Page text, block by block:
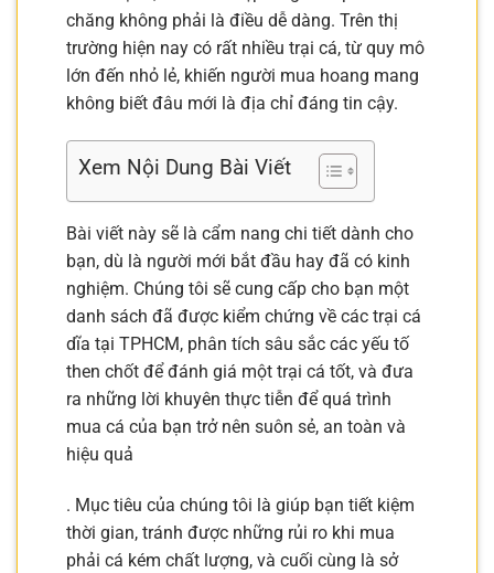
chăng không phải là điều dễ dàng. Trên thị
trường hiện nay có rất nhiều trại cá, từ quy mô
lớn đến nhỏ lẻ, khiến người mua hoang mang
không biết đâu mới là địa chỉ đáng tin cậy.
Xem Nội Dung Bài Viết
Bài viết này sẽ là cẩm nang chi tiết dành cho
bạn, dù là người mới bắt đầu hay đã có kinh
nghiệm. Chúng tôi sẽ cung cấp cho bạn một
danh sách đã được kiểm chứng về các trại cá
dĩa tại TPHCM, phân tích sâu sắc các yếu tố
then chốt để đánh giá một trại cá tốt, và đưa
ra những lời khuyên thực tiễn để quá trình
mua cá của bạn trở nên suôn sẻ, an toàn và
hiệu quả
. Mục tiêu của chúng tôi là giúp bạn tiết kiệm
thời gian, tránh được những rủi ro khi mua
phải cá kém chất lượng, và cuối cùng là sở